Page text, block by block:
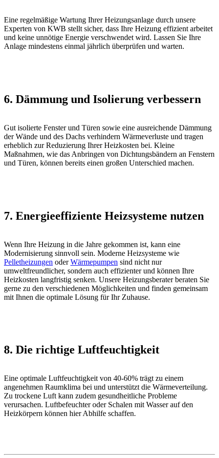
Eine regelmäßige Wartung Ihrer Heizungsanlage durch unsere
Experten von KWB stellt sicher, dass Ihre Heizung effizient arbeitet
und keine unnötige Energie verschwendet wird. Lassen Sie Ihre
Anlage mindestens einmal jährlich überprüfen und warten.
6. Dämmung und Isolierung verbessern
Gut isolierte Fenster und Türen sowie eine ausreichende Dämmung
der Wände und des Dachs verhindern Wärmeverluste und tragen
erheblich zur Reduzierung Ihrer Heizkosten bei. Kleine
Maßnahmen, wie das Anbringen von Dichtungsbändern an Fenstern
und Türen, können bereits einen großen Unterschied machen.
7. Energieeffiziente Heizsysteme nutzen
Wenn Ihre Heizung in die Jahre gekommen ist, kann eine
Modernisierung sinnvoll sein. Moderne Heizsysteme wie
Pelletheizungen oderWärmepumpen sind nicht nur
umweltfreundlicher, sondern auch effizienter und können Ihre
Heizkosten langfristig senken. Unsere Heizungsberater beraten Sie
gerne zu den verschiedenen Möglichkeiten und finden gemeinsam
mit Ihnen die optimale Lösung für Ihr Zuhause.
8. Die richtige Luftfeuchtigkeit
Eine optimale Luftfeuchtigkeit von 40-60% trägt zu einem
angenehmen Raumklima bei und unterstützt die Wärmeverteilung.
Zu trockene Luft kann zudem gesundheitliche Probleme
verursachen. Luftbefeuchter oder Schalen mit Wasser auf den
Heizkörpern können hier Abhilfe schaffen.